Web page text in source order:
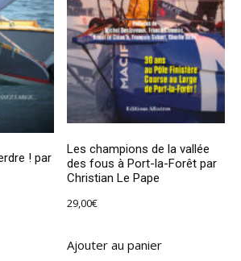
! par
Les champions de la vallée
des fous à Port-la-Forêt par
Christian Le Pape
29,00€
Ajouter au panier